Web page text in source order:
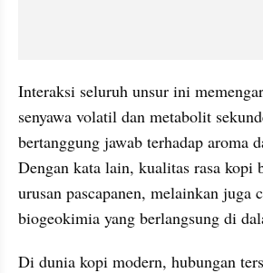
Interaksi seluruh unsur ini
senyawa volatil dan metabolit
bertanggung jawab terhadap aroma
Dengan kata lain, kualitas rasa kopi
urusan pascapanen, melainkan juga
biogeokimia yang berlangsung di
Di dunia kopi modern, hubungan